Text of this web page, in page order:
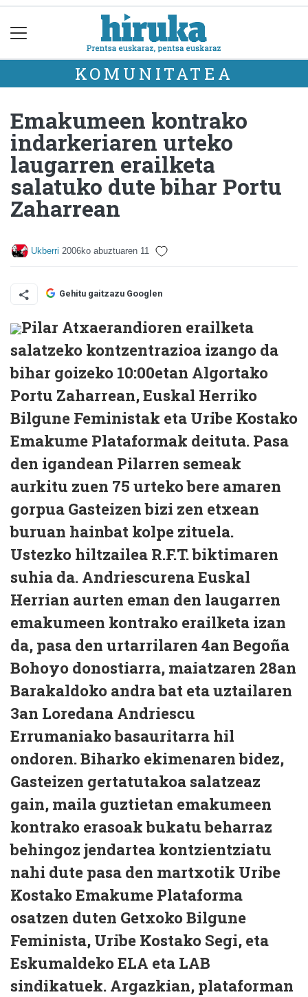
KOMUNITATEA
Emakumeen kontrako
indarkeriaren urteko
laugarren erailketa
salatuko dute bihar Portu
Zaharrean
Ukberri 2006ko abuztuaren 11
Gehitu gaitzazu Googlen
Pilar Atxaerandioren erailketa
salatzeko kontzentrazioa izango da
bihar goizeko 10:00etan Algortako
Portu Zaharrean, Euskal Herriko
Bilgune Feministak eta Uribe Kostako
Emakume Plataformak deituta. Pasa
den igandean Pilarren semeak
aurkitu zuen 75 urteko bere amaren
gorpua Gasteizen bizi zen etxean
buruan hainbat kolpe zituela.
Ustezko hiltzailea R.F.T. biktimaren
suhia da. Andriescurena Euskal
Herrian aurten eman den laugarren
emakumeen kontrako erailketa izan
da, pasa den urtarrilaren 4an Begoña
Bohoyo donostiarra, maiatzaren 28an
Barakaldoko andra bat eta uztailaren
3an Loredana Andriescu
Errumaniako basauritarra hil
ondoren. Biharko ekimenaren bidez,
Gasteizen gertatutakoa salatzeaz
gain, maila guztietan emakumeen
kontrako erasoak bukatu beharraz
behingoz jendartea kontzientziatu
nahi dute pasa den martxotik Uribe
Kostako Emakume Plataforma
osatzen duten Getxoko Bilgune
Feminista, Uribe Kostako Segi, eta
Eskumaldeko ELA eta LAB
sindikatuek. Argazkian, plataforman